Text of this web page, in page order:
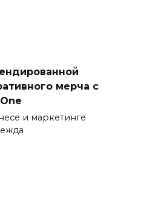
мерча с
и маркетинге